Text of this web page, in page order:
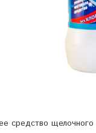
средство